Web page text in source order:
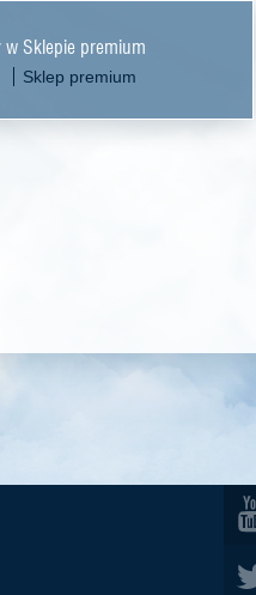
w Sklepie premium
Sklep premium